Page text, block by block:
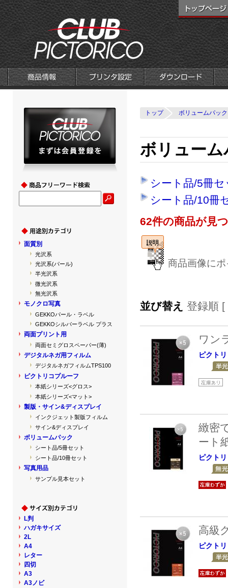
トップ ボリュームパック
ボリュー
シート品/5冊セ
シート品/10冊
62件の商品が見
商品画像に
並び替え 登録順 [
ワン
ピクト
緻密
ート
ピクト
高級
ピクト
面質別
光沢系
光沢系(パール)
半光沢系
微光沢系
無光沢系
モノクロ写真
GEKKOパール・ラベル
GEKKOシルバーラベル プラス
両面プリント用
両面セミグロスペーパー(薄)
デジタルネガ用フィルム
デジタルネガフィルムTPS100
ピクトリコプルーフ
本紙シリーズ<グロス>
本紙シリーズ<マット>
製版・サイン&ディスプレイ
インクジェット製版フィルム
サイン&ディスプレイ
ボリュームパック
シート品/5冊セット
シート品/10冊セット
写真用品
サンプル見本セット
L判
ハガキサイズ
2L
A4
レター
四切
A3
A3ノビ